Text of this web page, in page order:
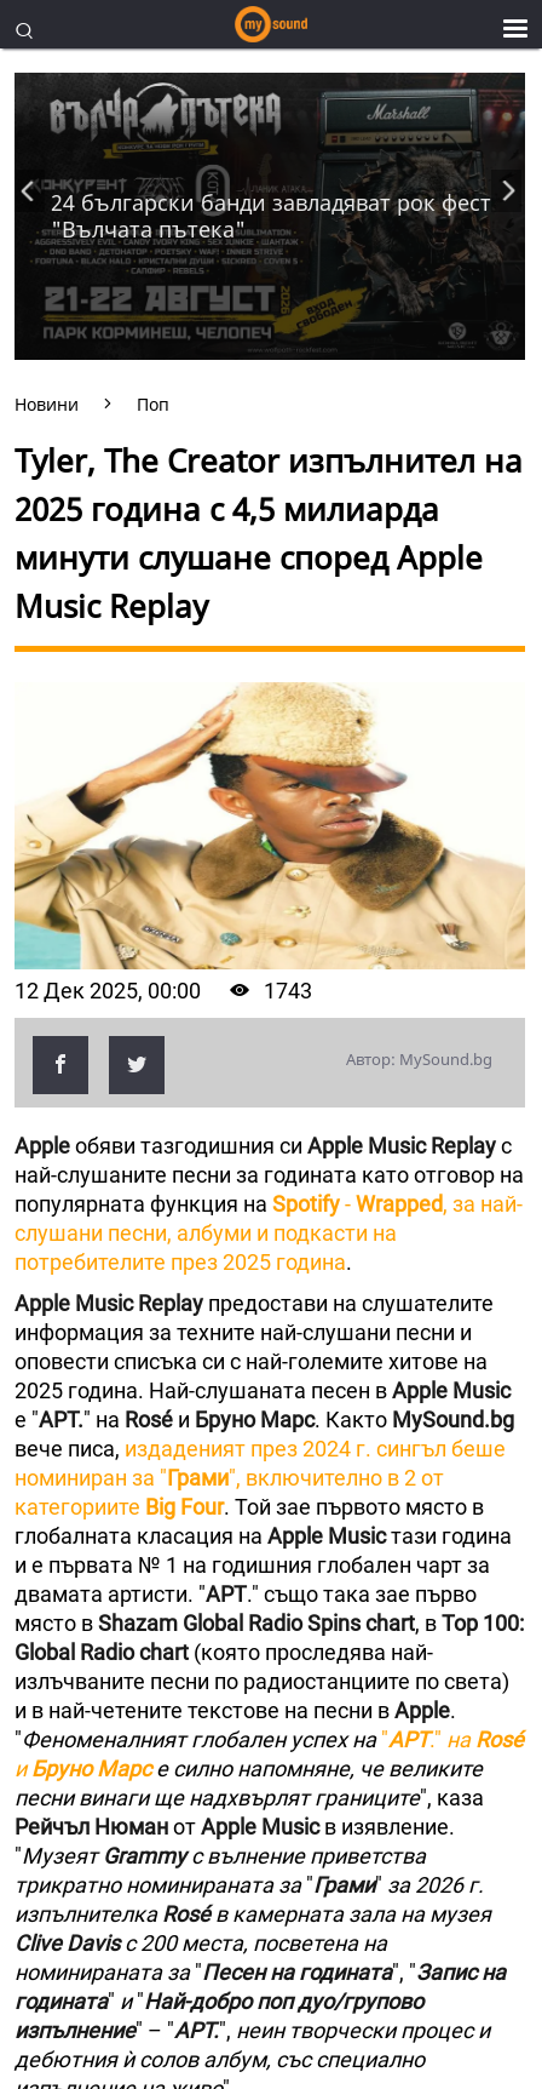
24 български банди завладяват рок фест
"Вълчата пътека"
Новини Поп
Tyler, The Creator изпълнител на
2025 година с 4,5 милиарда
минути слушане според Apple
Music Replay
12 Дек 2025, 00:00 1743
Автор: MySound.bg
Appleобяви тазгодишния си Apple Music Replayс
най-слушаните песни за годината като отговор на
популярната функция на Spotify-Wrapped, за най-
слушани песни, албуми и подкасти на
потребителите през 2025 година.
Apple Music Replay предостави на слушателите
информация за техните най-слушани песни и
оповести списъка си с най-големите хитове на
2025 година. Най-слушаната песен вApple Music
е "APT." на Rosé и Бруно Марс. Както MySound.bg
вече писа, издаденият през 2024 г. сингъл беше
номиниран за "Грами", включително в 2 от
категориите Big Four. Той зае първото място в
глобалната класация на Apple Musicтази година
и е първата № 1 на годишния глобален чарт за
двамата артисти. "APT." също така зае първо
място вShazam Global Radio Spins chart, вTop 100:
Global Radio chart (която проследява най-
излъчваните песни по радиостанциите по света)
и в най-четените текстове на песни вApple.
"Феноменалният глобален успех на "APT." наRosé
иБруно Марс е силно напомняне, че великите
песни винаги ще надхвърлят границите", каза
Рейчъл НюманотApple Musicв изявление.
"МузеятGrammyс вълнение приветства
трикратно номинираната за"Грами" за 2026 г.
изпълнителкаRoséв камерната зала на музея
Clive Davisс 200 места, посветена на
номинираната за"Песен на годината", "Запис на
годината" и"Най-добро поп дуо/групово
изпълнение" – "APT.", ​​ неин творчески процес и
дебютния ѝ солов албум, със специално